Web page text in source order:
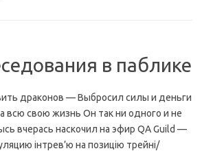
в паблике
драконов — Выбросил силы и деньги
всю свою жизнь Он так ни одного и не
вчерась наскочил на эфир QA Guild —
інтрев’ю на позицію трейні/